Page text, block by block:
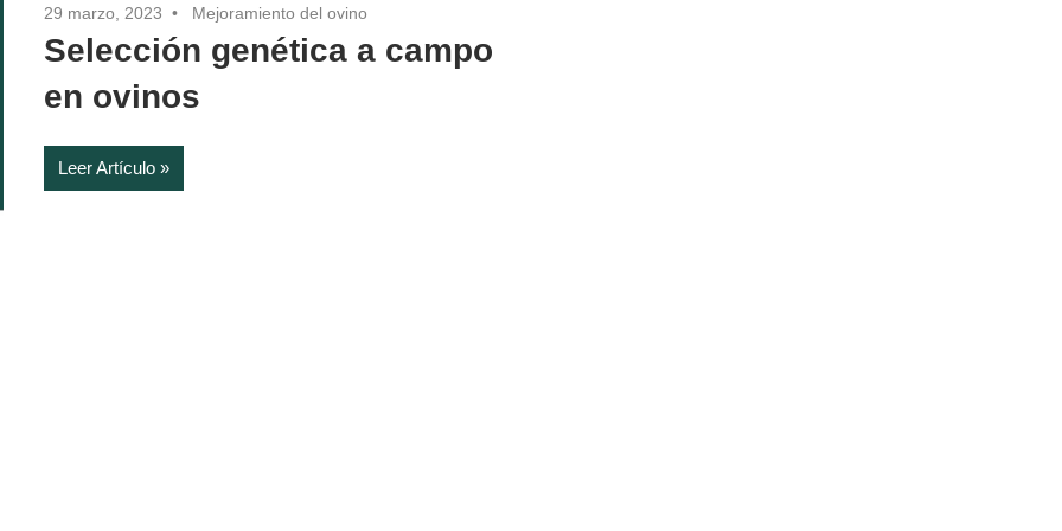
29 marzo, 2023 Mejoramiento del ovino
Selección genética a campo
en ovinos
Leer Artículo